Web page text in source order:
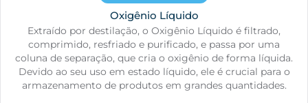
Oxigênio Líquido
Extraído por destilação, o Oxigênio Líquido é filtrado,
comprimido, resfriado e purificado, e passa por uma
coluna de separação, que cria o oxigênio de forma líquida.
Devido ao seu uso em estado líquido, ele é crucial para o
armazenamento de produtos em grandes quantidades.